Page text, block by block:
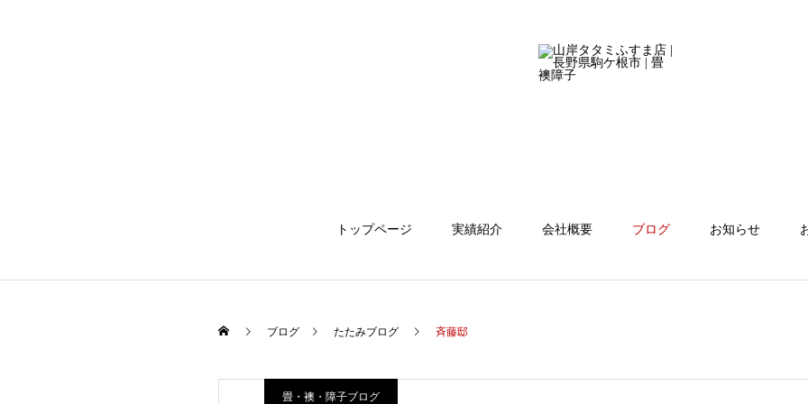
トップページ 実績紹介 会社概要 ブログ お知らせ
ブログ たたみブログ 斉藤邸
畳・襖・障子ブログ